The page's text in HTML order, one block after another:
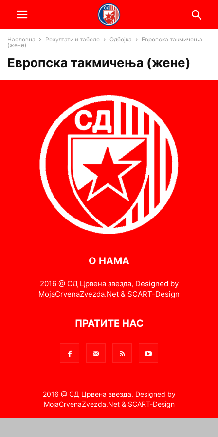
Насловна Резултати и табеле Одбојка
Европска такмичења
(жене)
Европска такмичења (жене)
О НАМА
2016 @ СД Црвена звезда, Designed by
MojaCrvenaZvezda.Net & SCART-Design
ПРАТИТЕ НАС
2016 @ СД Црвена звезда, Designed by
MojaCrvenaZvezda.Net & SCART-Design